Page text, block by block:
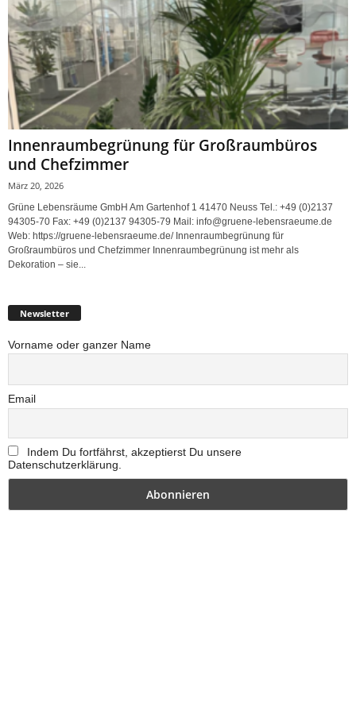
Innenraumbegrünung für Großraumbüros
und Chefzimmer
März 20, 2026
Grüne Lebensräume GmbH Am Gartenhof 1 41470 Neuss Tel.: +49 (0)2137
94305-70 Fax: +49 (0)2137 94305-79 Mail: info@gruene-lebensraeume.de
Web: https://gruene-lebensraeume.de/ Innenraumbegrünung für
Großraumbüros und Chefzimmer Innenraumbegrünung ist mehr als
Dekoration – sie...
Newsletter
Vorname oder ganzer Name
Email
Indem Du fortfährst, akzeptierst Du unsere
Datenschutzerklärung.